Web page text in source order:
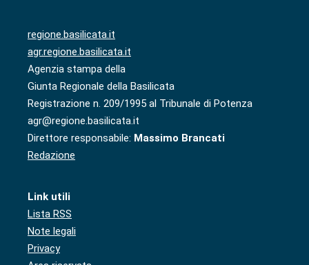
regione.basilicata.it
agr.regione.basilicata.it
Agenzia stampa della
Giunta Regionale della Basilicata
Registrazione n. 209/1995 al Tribunale di Potenza
agr@regione.basilicata.it
Direttore responsabile: Massimo Brancati
Redazione
Link utili
Lista RSS
Note legali
Privacy